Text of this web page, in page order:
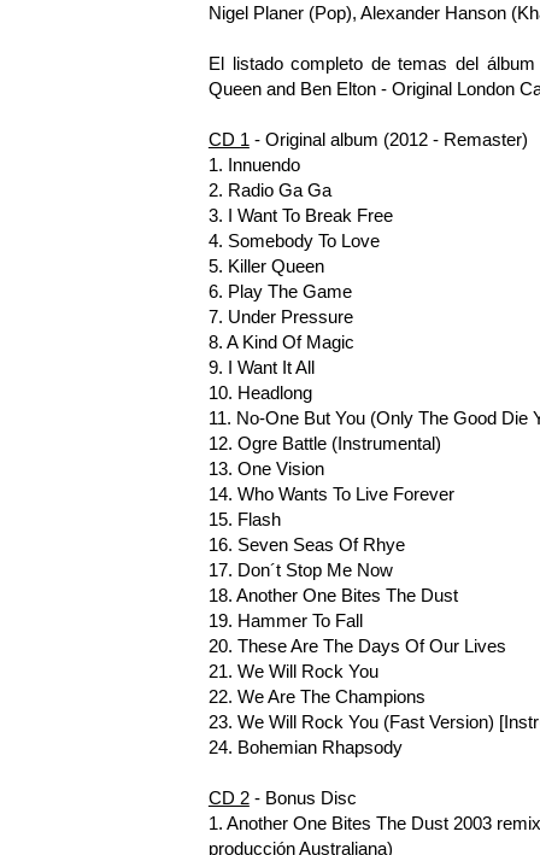
Nigel Planer (Pop), Alexander Hanson
El listado completo de temas del
Queen and Ben Elton - Original London
CD 1 - Original album (2012 - Remaster)
1. Innuendo
2. Radio Ga Ga
3. I Want To Break Free
4. Somebody To Love
5. Killer Queen
6. Play The Game
7. Under Pressure
8. A Kind Of Magic
9. I Want It All
10. Headlong
11. No-One But You (Only The Good Die
12. Ogre Battle (Instrumental)
13. One Vision
14. Who Wants To Live Forever
15. Flash
16. Seven Seas Of Rhye
17. Don´t Stop Me Now
18. Another One Bites The Dust
19. Hammer To Fall
20. These Are The Days Of Our Lives
21. We Will Rock You
22. We Are The Champions
23. We Will Rock You (Fast Version)
24. Bohemian Rhapsody
CD 2- Bonus Disc
1. Another One Bites The Dust 2003
producción Australiana)